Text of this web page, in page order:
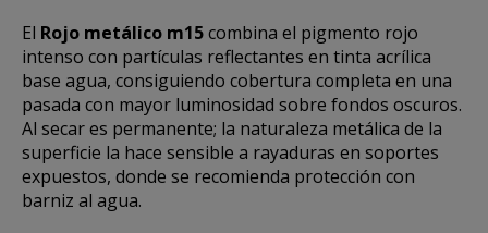
El Rojo metálico m15combina el pigmento rojo
intenso con partículas reflectantes en tinta acrílica
base agua, consiguiendo cobertura completa en una
pasada con mayor luminosidad sobre fondos oscuros.
Al secar es permanente; la naturaleza metálica de la
superficie la hace sensible a rayaduras en soportes
expuestos, donde se recomienda protección con
barniz al agua.